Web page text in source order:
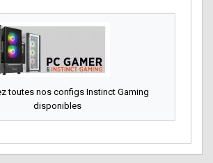
toutes nos configs Instinct Gaming
disponibles